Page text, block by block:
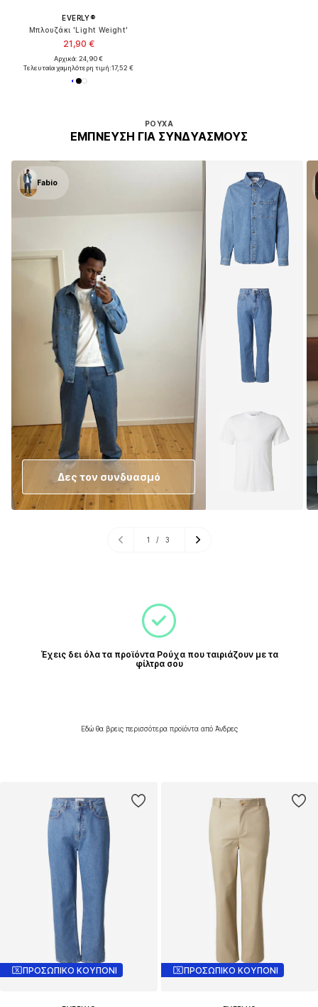
EVERLY®
Μπλουζάκι 'Light Weight'
21,90 €
Αρχικά: 24,90 €
Τελευταία χαμηλότερη τιμή:17,52 €
ΡΟΎΧΑ
ΈΜΠΝΕΥΣΗ ΓΙΑ ΣΥΝΔΥΑΣΜΟΎΣ
Fabio
Δες τον συνδυασμό
1 / 3
Έχεις δει όλα τα προϊόντα Ρούχα που ταιριάζουν με τα
φίλτρα σου
Εδώ θα βρεις περισσότερα προϊόντα από Άνδρες
ΠΡΟΣΩΠΙΚΟ ΚΟΥΠΟΝΙ ΠΡΟΣΩΠΙΚΟ ΚΟΥΠΟΝΙ